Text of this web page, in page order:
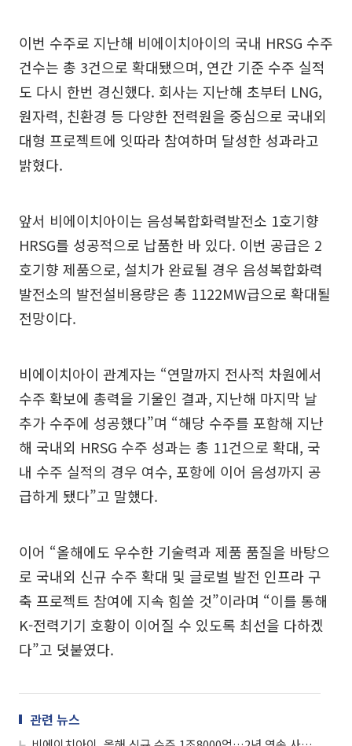
이번 수주로 지난해 비에이치아이의 국내 HRSG 수주
건수는 총 3건으로 확대됐으며, 연간 기준 수주 실적
도 다시 한번 경신했다. 회사는 지난해 초부터 LNG,
원자력, 친환경 등 다양한 전력원을 중심으로 국내외
대형 프로젝트에 잇따라 참여하며 달성한 성과라고
밝혔다.
앞서 비에이치아이는 음성복합화력발전소 1호기향
HRSG를 성공적으로 납품한 바 있다. 이번 공급은 2
호기향 제품으로, 설치가 완료될 경우 음성복합화력
발전소의 발전설비용량은 총 1122MW급으로 확대될
전망이다.
비에이치아이 관계자는 “연말까지 전사적 차원에서
수주 확보에 총력을 기울인 결과, 지난해 마지막 날
추가 수주에 성공했다”며 “해당 수주를 포함해 지난
해 국내외 HRSG 수주 성과는 총 11건으로 확대, 국
내 수주 실적의 경우 여수, 포항에 이어 음성까지 공
급하게 됐다”고 말했다.
이어 “올해에도 우수한 기술력과 제품 품질을 바탕으
로 국내외 신규 수주 확대 및 글로벌 발전 인프라 구
축 프로젝트 참여에 지속 힘쓸 것”이라며 “이를 통해
K-전력기기 호황이 이어질 수 있도록 최선을 다하겠
다”고 덧붙였다.
관련 뉴스